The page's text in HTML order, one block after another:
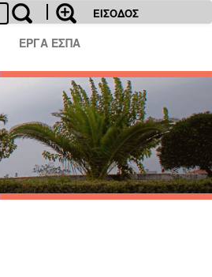
ΕΙΣΟΔΟΣ
ΕΡΓΑ ΕΣΠΑ